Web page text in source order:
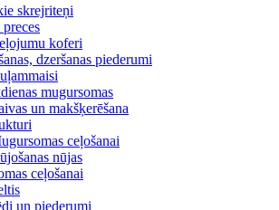
skrejriteņi
koferi
dzeršanas piederumi
mugursomas
un makšķerēšana
ceļošanai
nūjas
ceļošanai
un piederumi